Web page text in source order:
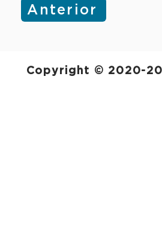
Anterior
Copyright © 2020-